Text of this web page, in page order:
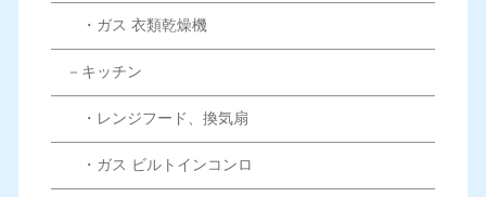
・ガス 衣類乾燥機
－キッチン
・レンジフード、換気扇
・ガス ビルトインコンロ